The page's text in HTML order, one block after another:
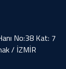
No:38 Kat: 7
/ İZMİR